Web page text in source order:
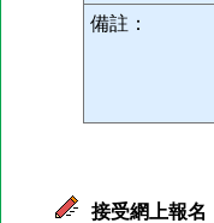
備註：
接受網上報名